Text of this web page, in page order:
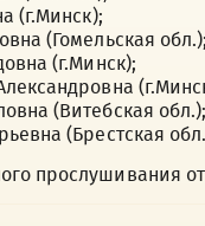
(г.Минск);
(Гомельская обл.);
(г.Минск);
(Витебская обл.);
(Брестская
прослушивания